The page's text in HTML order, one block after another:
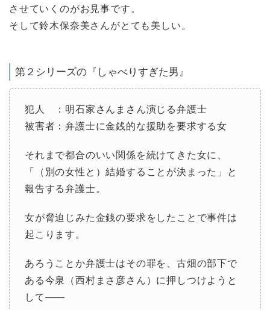
させていくのがお見事です。
そして鈴木保奈美さんがとても美しい。
第２シリーズの『しゃべりすぎた男』
犯人 ：明石家さんまさん演じる弁護士
被害者：弁護士に金銭的な援助を要求する女
それまで都合のいい関係を続けてきた女に、
「（別の女性と）結婚することが決まった」と
報告する弁護士。
女が脅迫じみた金銭の要求をしたことで事件は
起こります。
あろうことか弁護士はその罪を、古畑の部下で
ある今泉（西村まさ彦さん）に押しつけようと
して――